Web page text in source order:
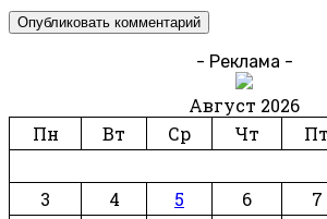
- Реклама -
Август 2026
Пн
Вт Ср Чт Пт
3
4 5 6 7